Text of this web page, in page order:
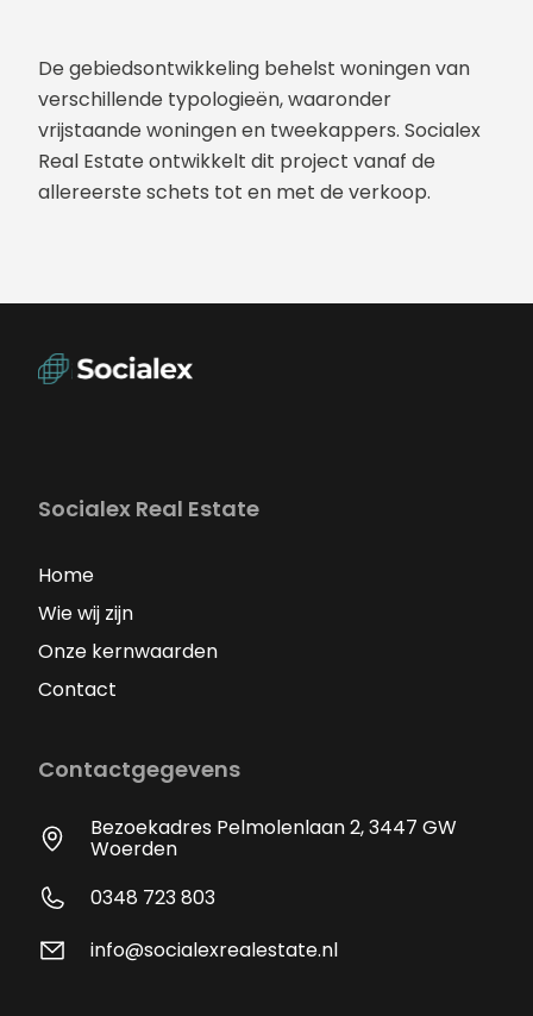
De gebiedsontwikkeling behelst woningen van
verschillende typologieën, waaronder
vrijstaande woningen en tweekappers. Socialex
Real Estate ontwikkelt dit project vanaf de
allereerste schets tot en met de verkoop.
Socialex Real Estate
Home
Wie wij zijn
Onze kernwaarden
Contact
Contactgegevens
Bezoekadres Pelmolenlaan 2, 3447 GW
Woerden
0348 723 803
info@socialexrealestate.nl